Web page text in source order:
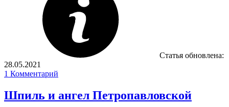
Статья обновлена:
28.05.2021
1 Комментарий
Шпиль и ангел Петропавловской